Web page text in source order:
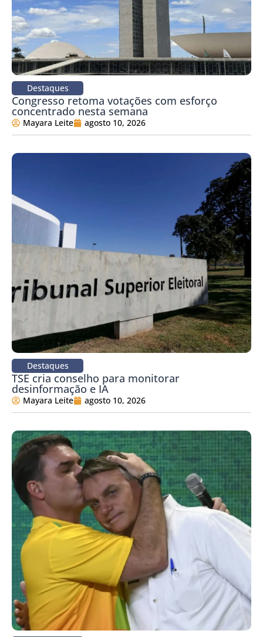
Destaques
Congresso retoma votações com esforço
concentrado nesta semana
Mayara Leite agosto 10, 2026
Destaques
TSE cria conselho para monitorar
desinformação e IA
Mayara Leite agosto 10, 2026